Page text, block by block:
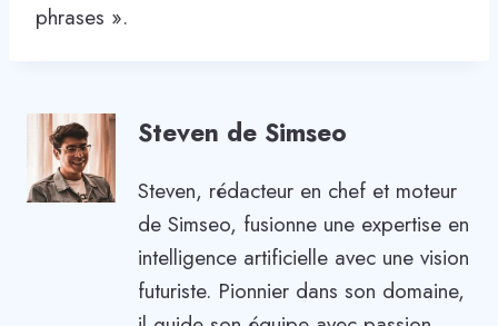
phrases ».
Steven de Simseo
Steven, rédacteur en chef et moteur
de Simseo, fusionne une expertise en
intelligence artificielle avec une vision
futuriste. Pionnier dans son domaine,